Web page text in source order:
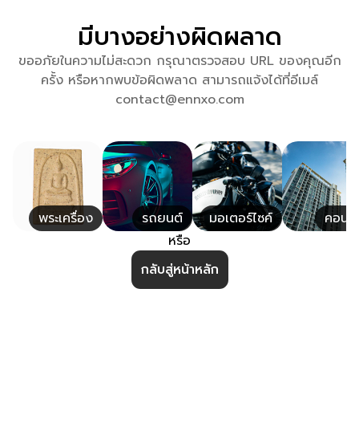
มีบางอย่างผิดผลาด
ขออภัยในความไม่สะดวก กรุณาตรวจสอบ URL ของคุณอีก
ครั้ง หรือหากพบข้อผิดพลาด สามารถแจ้งได้ที่อีเมล์
contact@ennxo.com
พระเครื่อง รถยนต์ มอเตอร์ไซค์
คอนโ
หรือ
กลับสู่หน้าหลัก